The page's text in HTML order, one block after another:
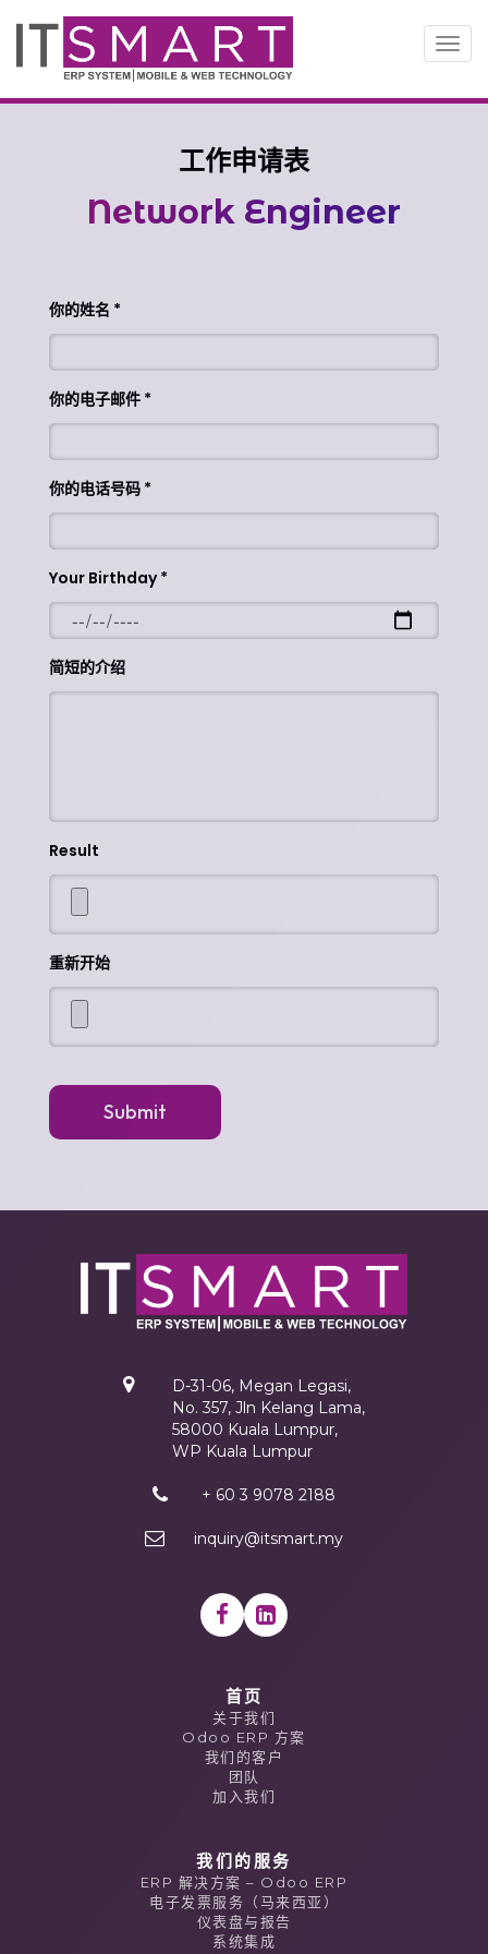
切
换
工作申请表
Network Engineer
你的姓名
你的电子邮件
你的电话号码
Your Birthday
简短的介绍
Result
重新开始
Submit
D-31-06, Megan Legasi,
No. 357, Jln Kelang Lama,
58000 Kuala Lumpur,
WP Kuala Lumpur
+ 60 3 9078 2188
inquiry@itsmart.my
首页
关于我们
Odoo ERP 方案
我们的客户
团队
加入我们
我们的服务
ERP 解决方案 – Odoo ERP
电子发票服务（马来西亚）
仪表盘与报告
系统集成